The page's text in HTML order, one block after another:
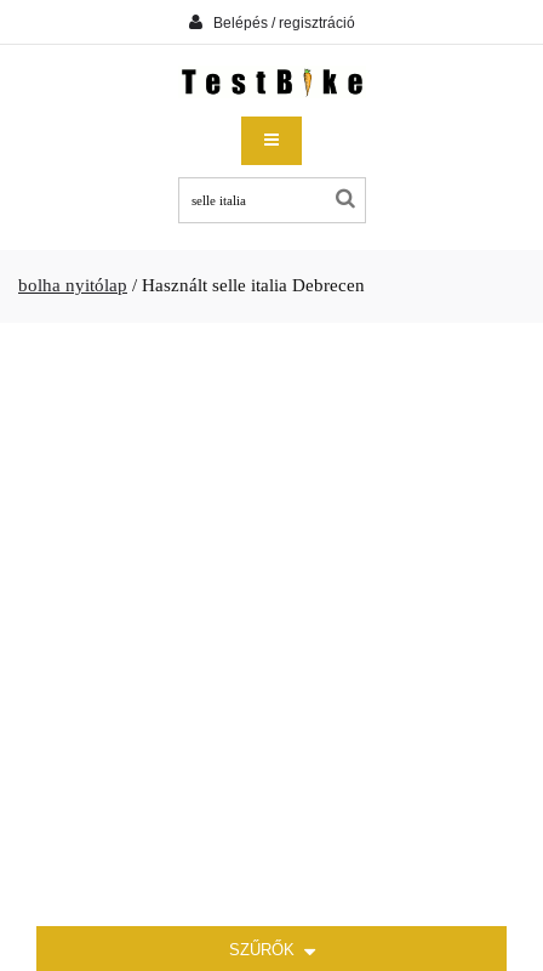
Belépés / regisztráció
bolha nyitólap / Használt selle italia Debrecen
SZŰRŐK